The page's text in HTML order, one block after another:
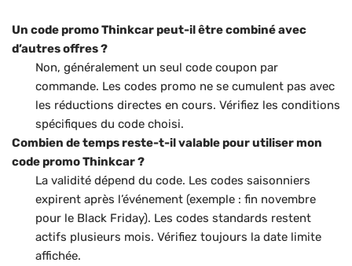
Un code promo Thinkcar peut-il être combiné avec
d’autres offres ?
Non, généralement un seul code coupon par
commande. Les codes promo ne se cumulent pas avec
les réductions directes en cours. Vérifiez les conditions
spécifiques du code choisi.
Combien de temps reste-t-il valable pour utiliser mon
code promo Thinkcar ?
La validité dépend du code. Les codes saisonniers
expirent après l’événement (exemple : fin novembre
pour le Black Friday). Les codes standards restent
actifs plusieurs mois. Vérifiez toujours la date limite
affichée.